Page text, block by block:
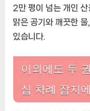
2만 평이 넘는 개인 산
맑은 공기와 깨끗한
있습니다.
이외에도 두
십 차례 잡지